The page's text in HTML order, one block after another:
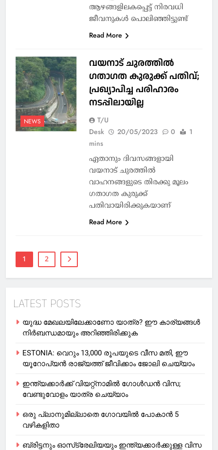
ആഴങ്ങളിലകപ്പെട്ട് നിരവധി
ജീവനുകൾ പൊലിഞ്ഞിട്ടുണ്ട്
Read More
NEWS
വയനാട് ചുരത്തിൽ
ഗതാഗത കുരുക്ക് പതിവ്;
പ്രഖ്യാപിച്ച പരിഹാരം
നടപ്പിലായില്ല
T/U
Desk
20/05/2023 0
1
mins
ഏതാനും ദിവസങ്ങളായി
വയനാട് ചുരത്തിൽ
വാഹനങ്ങളുടെ തിരക്കു മൂലം
ഗതാഗത കുരുക്ക്
പതിവായിരിക്കുകയാണ്
Read More
1 2
LATEST POSTS
യുദ്ധ മേഖലയിലേക്കാണോ യാത്ര? ഈ കാര്യങ്ങള്‍
നിര്‍ബന്ധമായും അറിഞ്ഞിരിക്കുക
ESTONIA: വെറും 13,000 രൂപയുടെ വീസ മതി, ഈ
യൂറോപ്യന്‍ രാജ്യത്ത് ജീവിക്കാം ജോലി ചെയ്യാം
ഇന്ത്യക്കാർക്ക് വിയറ്റ്‌നാമില്‍ ഗോള്‍ഡന്‍ വിസ;
വേണ്ടുവോളം യാത്ര ചെയ്യാം
ഒരു പ്ലാനുമില്ലാതെ ഗോവയില്‍ പോകാൻ 5
വഴികളിതാ
ബ്രിട്ടനും ഓസ്‌ട്രേലിയയും ഇന്ത്യക്കാര്‍ക്കുള്ള വിസ